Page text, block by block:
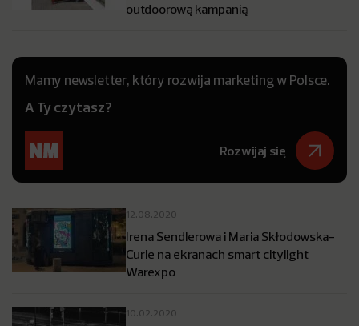
outdoorową kampanią
Mamy newsletter, który rozwija marketing w Polsce.
A Ty czytasz?
Rozwijaj się
12.08.2020
Irena Sendlerowa i Maria Skłodowska-
Curie na ekranach smart citylight
Warexpo
10.02.2020